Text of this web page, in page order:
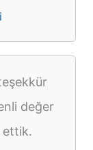
değer
ettik.